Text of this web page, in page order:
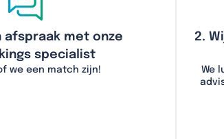
afspraak met onze
specialist
we een match zijn!
2.
We